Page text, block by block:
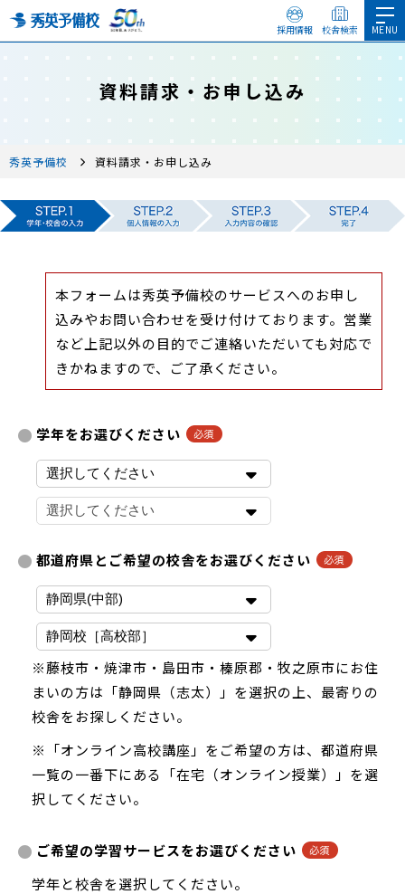
採用情報 校舎検索
資料請求・お申し込み
秀英予備校 資料請求・お申し込み
本フォームは秀英予備校のサービスへのお申し
込みやお問い合わせを受け付けております。営業
など上記以外の目的でご連絡いただいても対応で
きかねますので、ご了承ください。
学年をお選びください
都道府県とご希望の校舎をお選びください
※藤枝市・焼津市・島田市・榛原郡・牧之原市にお住
まいの方は「静岡県（志太）」を選択の上、最寄りの
校舎をお探しください。
※「オンライン高校講座」をご希望の方は、都道府県
一覧の一番下にある「在宅（オンライン授業）」を選
択してください。
ご希望の学習サービスをお選びください
学年と校舎を選択してください。